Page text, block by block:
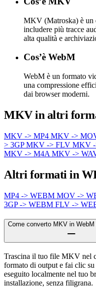
MKV (Matroska) è un
includere più tracce
alta qualità e
Cos’è WebM
WebM è un formato
una compressione
dai browser moderni.
MKV in altri
MKV -> MP4 MKV ->
> 3GPMKV -> FLV MKV -
MKV -> M4A MKV ->
Altri formati in
MP4 -> WEBM MOV ->
3GP -> WEBM FLV ->
Come converto MKV in
Trascina il tuo file MKV nel
formato di output e fai clic
eseguito localmente nel tuo
installazione, senza filigrana.